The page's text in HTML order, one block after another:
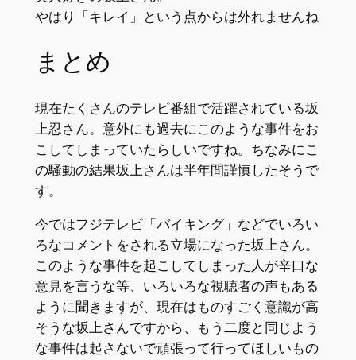
やはり「キレイ」という点からは外れませんね
まとめ
現在たくさんのテレビ番組で活躍されている坂
上忍さん。意外にも過去にこのような事件をお
こしてしまっていたらしいですね。ちなみにこ
の騒動の結果坂上さんは半年間謹慎したそうで
す。
今ではフジテレビ「バイキング」などでいろい
ろなコメントをされる立場になった坂上さん。
このような事件を起こしてしまった人が辛口な
意見を言うな等、いろいろな視聴者の声もある
ように聞きますが、現在はものすごく意識が高
そうな坂上さんですから、もう二度と同じよう
な事件は起さないで頑張って行ってほしいもの